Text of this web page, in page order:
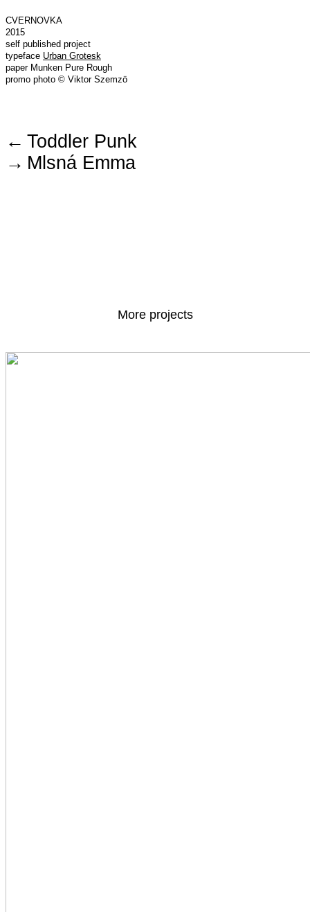
CVERNOVKA
2015
self published project
typeface Urban Grotesk
paper Munken Pure Rough
promo photo © Viktor Szemzö
← Toddler Punk
→ Mlsná Emma
More projects